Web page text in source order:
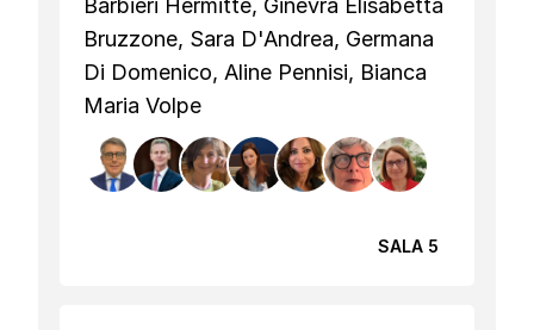
Barbieri Hermitte, Ginevra Elisabetta
Bruzzone, Sara D'Andrea, Germana
Di Domenico, Aline Pennisi, Bianca
Maria Volpe
SALA 5